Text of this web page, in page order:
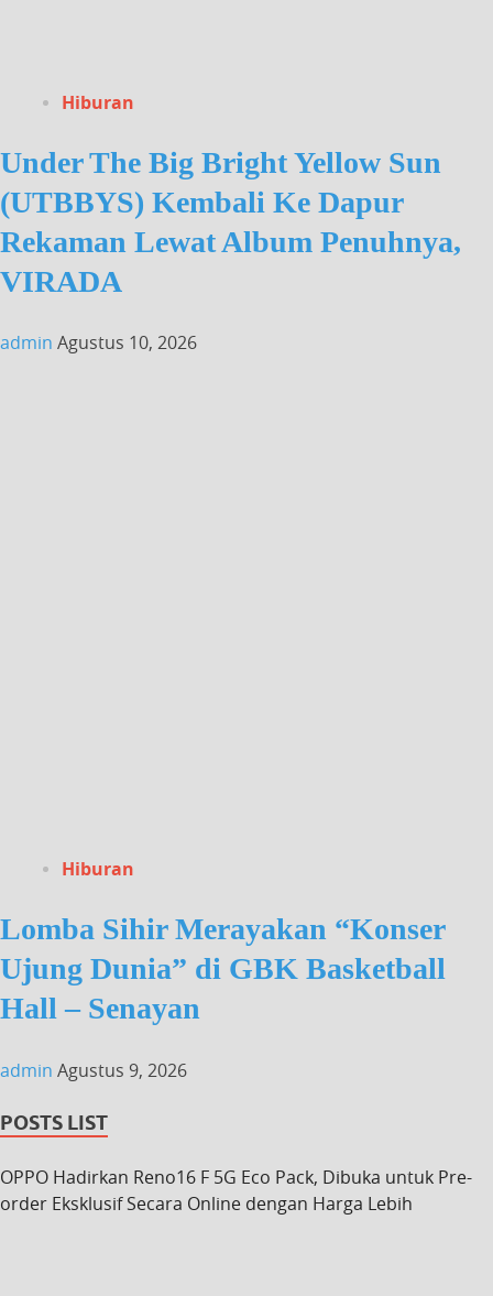
Hiburan
Under The Big Bright Yellow Sun
(UTBBYS) Kembali Ke Dapur
Rekaman Lewat Album Penuhnya,
VIRADA
admin Agustus 10, 2026
Hiburan
Lomba Sihir Merayakan “Konser
Ujung Dunia” di GBK Basketball
Hall – Senayan
admin Agustus 9, 2026
POSTS LIST
OPPO Hadirkan Reno16 F 5G Eco Pack, Dibuka untuk Pre-
order Eksklusif Secara Online dengan Harga Lebih